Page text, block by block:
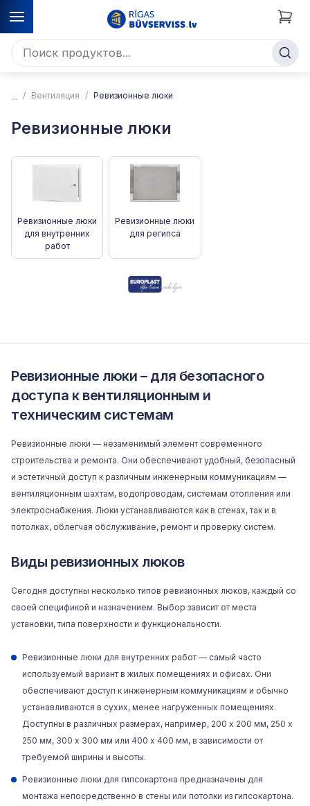
Вентиляция Ревизионные люки
Ревизионные люки
Ревизионные люки
для внутренних
работ
Ревизионные люки
для регипса
Ревизионные люки – для безопасного
доступа к вентиляционным и
техническим системам
Ревизионные люки — незаменимый элемент современного
строительства и ремонта. Они обеспечивают удобный, безопасный
и эстетичный доступ к различным инженерным коммуникациям —
вентиляционным шахтам, водопроводам, системам отопления или
электроснабжения. Люки устанавливаются как в стенах, так и в
потолках, облегчая обслуживание, ремонт и проверку систем.
Виды ревизионных люков
Сегодня доступны несколько типов ревизионных люков, каждый со
своей спецификой и назначением. Выбор зависит от места
установки, типа поверхности и функциональности.
Ревизионные люки для внутренних работ — самый часто
используемый вариант в жилых помещениях и офисах. Они
обеспечивают доступ к инженерным коммуникациям и обычно
устанавливаются в сухих, менее нагруженных помещениях.
Доступны в различных размерах, например, 200 x 200 мм, 250 x
250 мм, 300 x 300 мм или 400 x 400 мм, в зависимости от
требуемой ширины и высоты.
Ревизионные люки для гипсокартона предназначены для
монтажа непосредственно в стены или потолки из гипсокартона.